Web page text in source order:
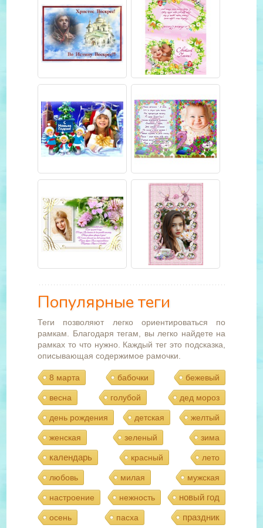
Популярные теги
Теги позволяют легко ориентироваться по
рамкам. Благодаря тегам, вы легко найдете на
рамках то что нужно. Каждый тег это подсказка,
описывающая содержимое рамочки.
8 марта бабочки бежевый
весна голубой дед мороз
день рождения детская желтый
женская зеленый зима
календарь красный лето
любовь милая мужская
настроение нежность новый год
осень пасха праздник